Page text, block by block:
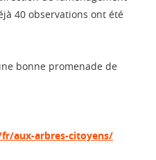
40 observations ont été
bonne promenade de
aux-arbres-citoyens/